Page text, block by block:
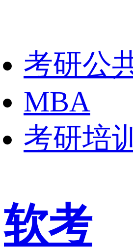
考研公
MBA
考研培训
软考